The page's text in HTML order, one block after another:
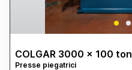
COLGAR 3000 x 100 ton
Presse piegatrici